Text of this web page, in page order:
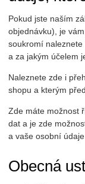
Pokud jste naším
objednávku), je
soukromí
a za jakým účelem
Naleznete zde i
shopu a kterým
Zde máte možnost
dat a je zde
a vaše osobní údaje
Obecná